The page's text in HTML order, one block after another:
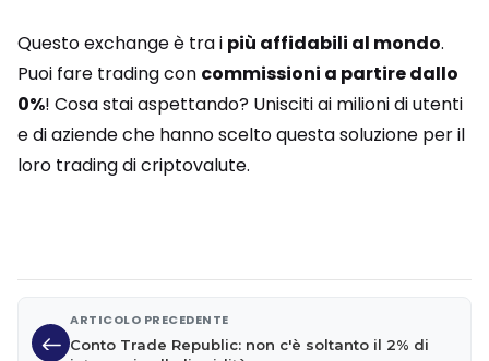
Questo exchange è tra i più affidabili al mondo.
Puoi fare trading con commissioni a partire dallo
0%! Cosa stai aspettando? Unisciti ai milioni di utenti
e di aziende che hanno scelto questa soluzione per il
loro trading di criptovalute.
ARTICOLO PRECEDENTE
Conto Trade Republic: non c'è soltanto il 2% di